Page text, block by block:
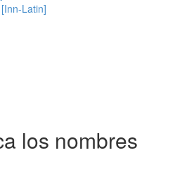
Latin]
los nombres